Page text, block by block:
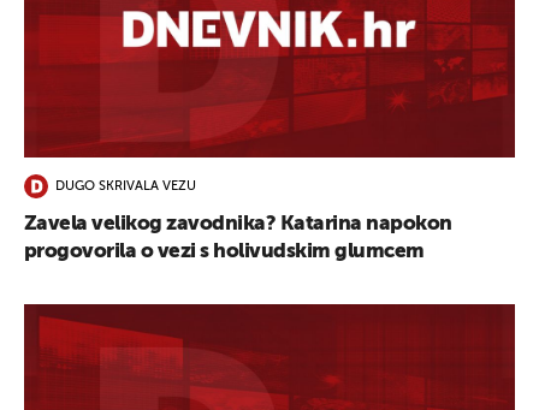
DUGO SKRIVALA VEZU
Zavela velikog zavodnika? Katarina napokon
progovorila o vezi s holivudskim glumcem